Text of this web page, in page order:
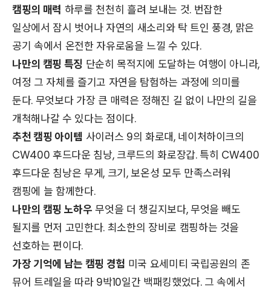
캠핑의 매력 하루를 천천히 흘려 보내는 것. 번잡한
일상에서 잠시 벗어나 자연의 새소리와 탁 트인 풍경, 맑은
공기 속에서 온전한 자유로움을 느낄 수 있다.
나만의 캠핑 특징 단순히 목적지에 도달하는 여행이 아니라,
여정 그 자체를 즐기고 자연을 탐험하는 과정에 의미를
둔다. 무엇보다 가장 큰 매력은 정해진 길 없이 나만의 길을
개척해나갈 수 있다는 점이다.
추천 캠핑 아이템 사이러스 9의 화로대, 네이처하이크의
CW400 후드다운 침낭, 크루드의 화로장갑. 특히 CW400
후드다운 침낭은 무게, 크기, 보온성 모두 만족스러워
캠핑에 늘 함께한다.
나만의 캠핑 노하우 무엇을 더 챙길지보다, 무엇을 빼도
될지를 먼저 고민한다. 최소한의 장비로 캠핑하는 것을
선호하는 편이다.
가장 기억에 남는 캠핑 경험 미국 요세미티 국립공원의 존
뮤어 트레일을 따라 9박10일간 백패킹했었다. 그 속에서